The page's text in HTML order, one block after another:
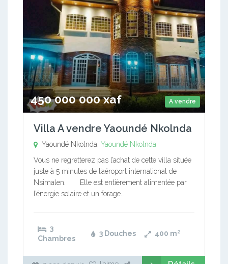
A vendre
450 000 000 xaf
Villa A vendre Yaoundé Nkolnda
Yaoundé Nkolnda, Yaoundé Nkolnda
Vous ne regretterez pas l’achat de cette villa située
juste à 5 minutes de l’aéroport international de
Nsimalen. Elle est entièrement alimentée par
l’énergie solaire et un forage.…
3
Chambres
3 Douches 400 m²